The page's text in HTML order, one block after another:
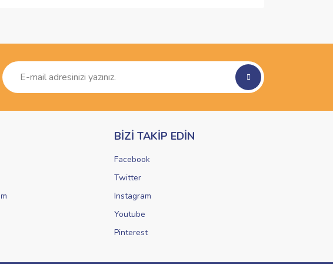
BİZİ TAKİP EDİN
Facebook
Twitter
Instagram
Youtube
Pinterest